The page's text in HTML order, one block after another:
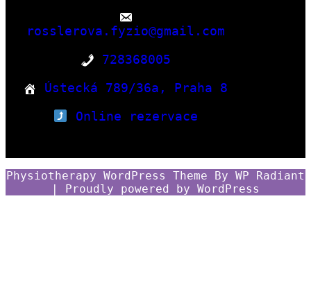
rosslerova.fyzio@gmail.com
728368005
Ústecká 789/36a, Praha 8
Online rezervace
Physiotherapy WordPress Theme By WP Radiant
| Proudly powered by WordPress